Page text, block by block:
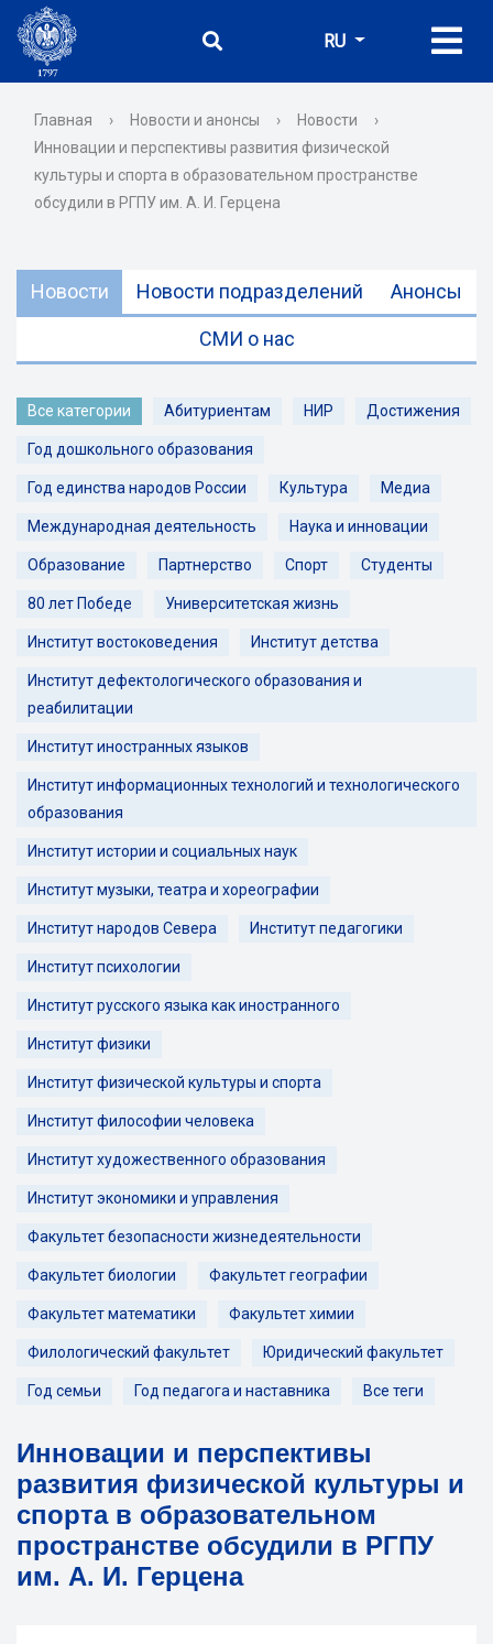
RU
Главная › Новости и анонсы › Новости
›
Инновации и перспективы развития физической
культуры и спорта в образовательном пространстве
обсудили в РГПУ им. А. И. Герцена
Новости Новости подразделений Анонсы
СМИ о нас
Все категории Абитуриентам НИР Достижения
Год дошкольного образования
Год единства народов России Культура Медиа
Международная деятельность Наука и инновации
Образование Партнерство Спорт Студенты
80 лет Победе Университетская жизнь
Институт востоковедения Институт детства
Институт дефектологического образования и
реабилитации
Институт иностранных языков
Институт информационных технологий и технологического
образования
Институт истории и социальных наук
Институт музыки, театра и хореографии
Институт народов Севера Институт педагогики
Институт психологии
Институт русского языка как иностранного
Институт физики
Институт физической культуры и спорта
Институт философии человека
Институт художественного образования
Институт экономики и управления
Факультет безопасности жизнедеятельности
Факультет биологии Факультет географии
Факультет математики Факультет химии
Филологический факультет Юридический факультет
Год семьи Год педагога и наставника Все теги
Инновации и перспективы
развития физической культуры и
спорта в образовательном
пространстве обсудили в РГПУ
им. А. И. Герцена